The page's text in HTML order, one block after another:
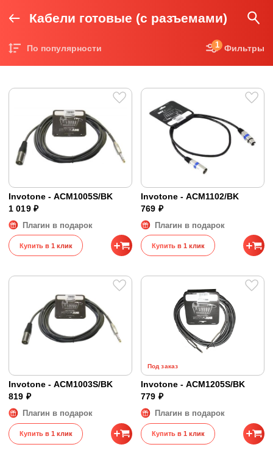
Кабели готовые (с разъемами)
По популярности Фильтры
1
Invotone - ACM1005S/BK
1 019 ₽
Плагин в подарок
Купить в 1 клик
Invotone - ACM1102/BK
769 ₽
Плагин в подарок
Купить в 1 клик
Invotone - ACM1003S/BK
819 ₽
Плагин в подарок
Купить в 1 клик
Под заказ
Invotone - ACM1205S/BK
779 ₽
Плагин в подарок
Купить в 1 клик